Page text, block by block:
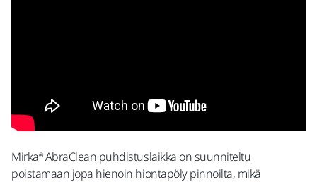
Mirka® AbraClean puhdistuslaikka on suunniteltu
poistamaan jopa hienoin hiontapöly pinnoilta, mikä